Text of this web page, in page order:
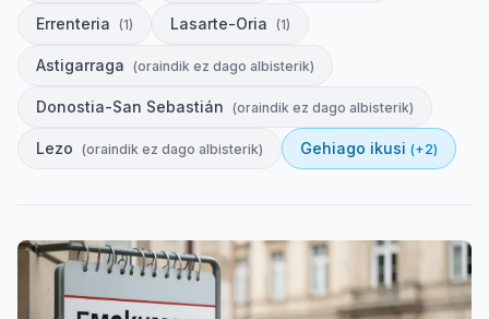
Errenteria (1) Lasarte-Oria (1)
Astigarraga (oraindik ez dago albisterik)
Donostia-San Sebastián (oraindik ez dago albisterik)
Lezo (oraindik ez dago albisterik) Gehiago ikusi (+2)